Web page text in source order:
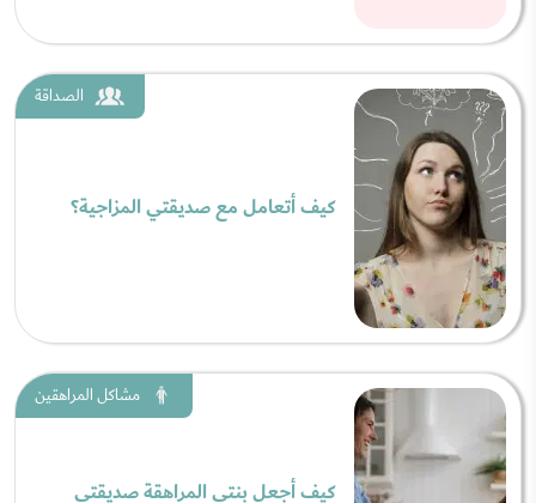
الصداقة
كيف أتعامل مع صديقتي المزاجية؟
مشاكل المراهقين
كيف أجعل بنتي المراهقة صديقتي